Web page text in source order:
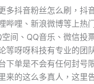
多抖音粉丝怎么刷，
哔哩、新浪微博等上热
空间、QQ音乐、微信投
等呀呀科技有专业的团
下单是不会有任何封号
来的这么多真人，这里